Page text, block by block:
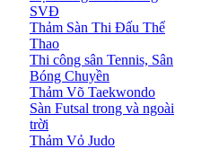
SVĐ
Thảm Sàn Thi Đấu Thể
Thao
Thi công sân Tennis, Sân
Bóng Chuyền
Thảm Võ Taekwondo
Sàn Futsal trong và ngoài
trời
Thảm Vỏ Judo